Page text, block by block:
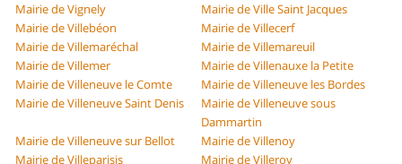
Mairie de Vignely
Mairie de Ville Saint Jacques
Mairie de Villebéon
Mairie de Villecerf
Mairie de Villemaréchal
Mairie de Villemareuil
Mairie de Villemer
Mairie de Villenauxe la Petite
Mairie de Villeneuve le Comte
Mairie de Villeneuve les Bordes
Mairie de Villeneuve Saint Denis
Mairie de Villeneuve sous
Dammartin
Mairie de Villeneuve sur Bellot
Mairie de Villenoy
Mairie de Villeparisis
Mairie de Villeroy